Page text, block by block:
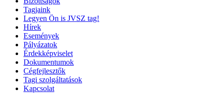
Tagjaink
Legyen Ön is JVSZ tag!
Hírek
Események
Pályázatok
Érdekképviselet
Dokumentumok
Cégfejlesztők
Tagi szolgáltatások
Kapcsolat